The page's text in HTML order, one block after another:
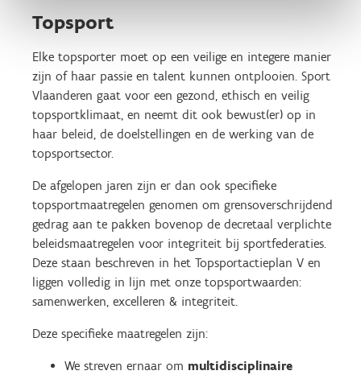
Topsport
Elke topsporter moet op een veilige en integere manier
zijn of haar passie en talent kunnen ontplooien. Sport
Vlaanderen gaat voor een gezond, ethisch en veilig
topsportklimaat, en neemt dit ook bewust(er) op in
haar beleid, de doelstellingen en de werking van de
topsportsector.
De afgelopen jaren zijn er dan ook specifieke
topsportmaatregelen genomen om grensoverschrijdend
gedrag aan te pakken bovenop de decretaal verplichte
beleidsmaatregelen voor integriteit bij sportfederaties.
Deze staan beschreven in het Topsportactieplan V en
liggen volledig in lijn met onze topsportwaarden:
samenwerken, excelleren & integriteit.
Deze specifieke maatregelen zijn:
We streven ernaar om multidisciplinaire